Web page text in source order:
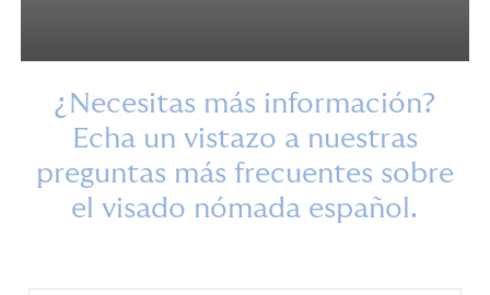
¿Necesitas más información?
Echa un vistazo a nuestras
preguntas más frecuentes sobre
el visado nómada español.